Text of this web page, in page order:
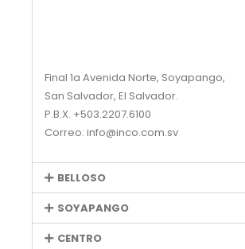
Final 1a Avenida Norte, Soyapango,
San Salvador, El Salvador.
P.B.X. +503.2207.6100
Correo: info@inco.com.sv
BELLOSO
SOYAPANGO
CENTRO